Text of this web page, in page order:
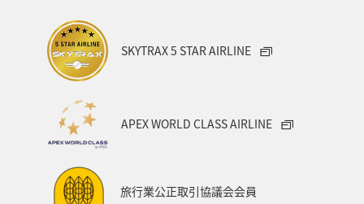
福岡県 アオリイカ
神奈川県 趣味
兵庫県
アメリカ・カナダ・中南米
大分県 お祭り・イベント
SKYTRAX 5 STAR AIRLINE
APEX WORLD CLASS AIRLINE
旅行業公正取引協議会会員